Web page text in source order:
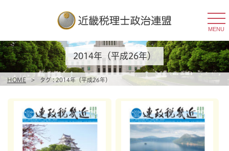
MENU
HOME > タグ : 2014年（平成26年）
2014年（平成26年）